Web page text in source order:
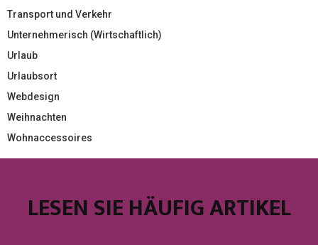
Transport und Verkehr
Unternehmerisch (Wirtschaftlich)
Urlaub
Urlaubsort
Webdesign
Weihnachten
Wohnaccessoires
LESEN SIE HÄUFIG ARTIKEL